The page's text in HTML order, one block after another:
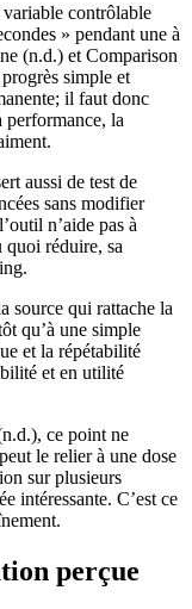
contrôlable
» pendant une à
(n.d.) et Comparison
simple et
il faut donc
performance, la
aussi de test de
sans modifier
n’aide pas à
quoi réduire, sa
source qui rattache la
qu’à une simple
et la répétabilité
et en utilité
ce point ne
le relier à une dose
sur plusieurs
intéressante. C’est ce
perçue